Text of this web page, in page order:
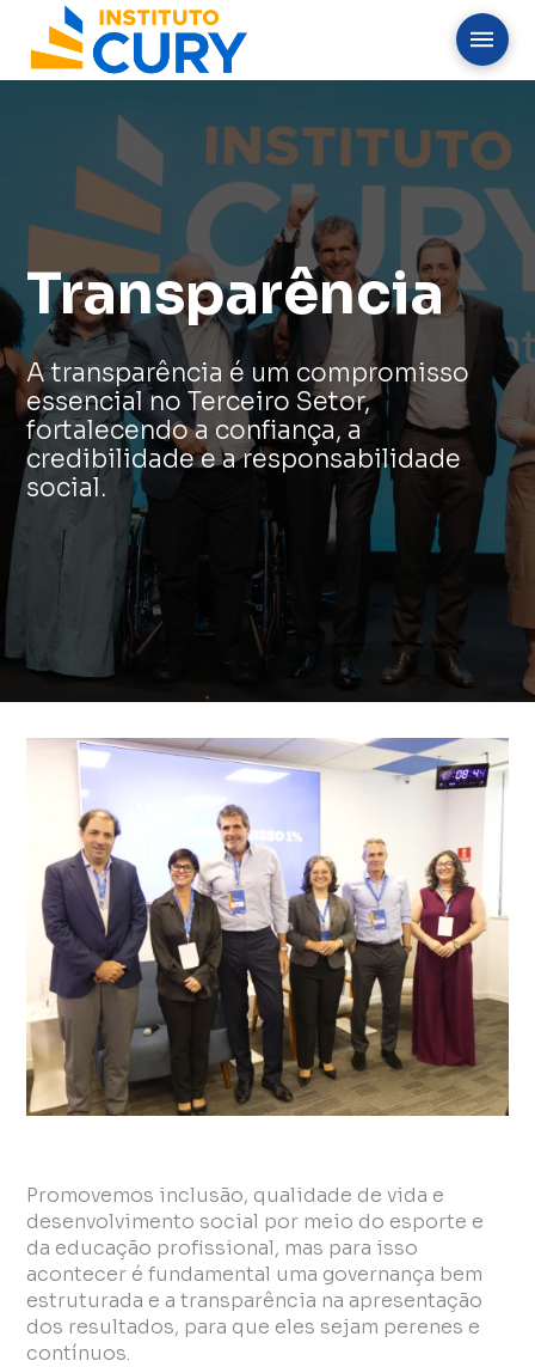
Transparência
A transparência é um compromisso
essencial no Terceiro Setor,
fortalecendo a confiança, a
credibilidade e a responsabilidade
social.
Promovemos inclusão, qualidade de vida e
desenvolvimento social por meio do esporte e
da educação profissional, mas para isso
acontecer é fundamental uma governança bem
estruturada e a transparência na apresentação
dos resultados, para que eles sejam perenes e
contínuos.